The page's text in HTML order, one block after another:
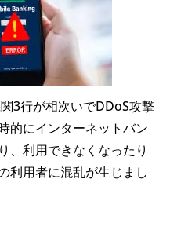
3行が相次いでDDoS攻撃
的にインターネットバン
、利用できなくなったり
利用者に混乱が生じまし